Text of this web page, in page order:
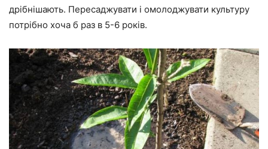
дрібнішають. Пересаджувати і омолоджувати культуру
потрібно хоча б раз в 5-6 років.